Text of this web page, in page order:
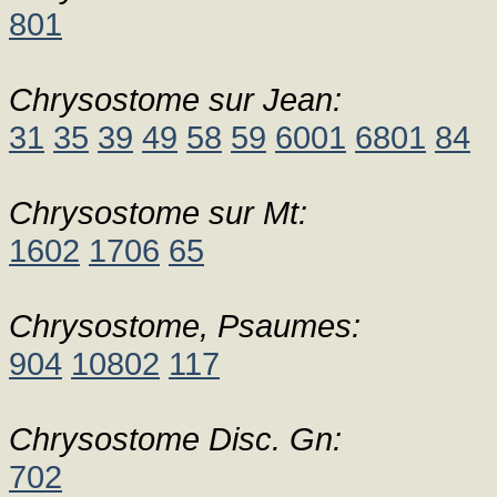
801
Chrysostome sur Jean:
31 35 39 49 58 59 6001 6801 84
Chrysostome sur Mt:
1602 1706 65
Chrysostome, Psaumes:
904 10802 117
Chrysostome Disc. Gn:
702